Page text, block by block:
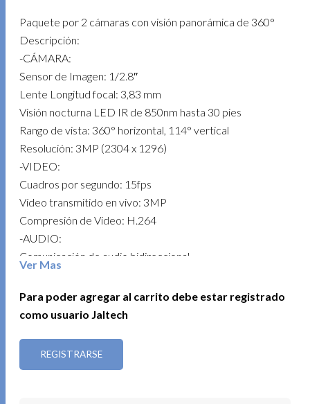
Paquete por 2 cámaras con visión panorámica de 360°
Descripción:
-CÁMARA:
Sensor de Imagen: 1/2.8″
Lente Longitud focal: 3,83 mm
Visión nocturna LED IR de 850nm hasta 30 pies
Rango de vista: 360° horizontal, 114° vertical
Resolución: 3MP (2304 x 1296)
-VIDEO:
Cuadros por segundo: 15fps
Vídeo transmitido en vivo: 3MP
Compresión de Video: H.264
-AUDIO:
Comunicación de audio bidireccional
-NETWORK:
Wireless Rate: 11Mbps(802.11b)
72.2Mbps (802.11n)
Wireless Security: WPA/WPA2-PSK
Ver Mas
Para poder agregar al carrito debe estar registrado
como usuario Jaltech
REGISTRARSE